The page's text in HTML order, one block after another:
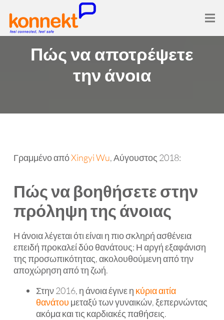
Πώς να αποτρέψετε
την άνοια
Γραμμένο απόXingyi Wu, Αύγουστος 2018:
Πώς να βοηθήσετε στην
πρόληψη της άνοιας
Η άνοια λέγεται ότι είναι η πιο σκληρή ασθένεια
επειδή προκαλεί δύο θανάτους: Η αργή εξαφάνιση
της προσωπικότητας, ακολουθούμενη από την
αποχώρηση από τη ζωή.
Στην 2016, η άνοια έγινε η κύρια αιτία
θανάτου μεταξύ των γυναικών, ξεπερνώντας
ακόμα και τις καρδιακές παθήσεις.